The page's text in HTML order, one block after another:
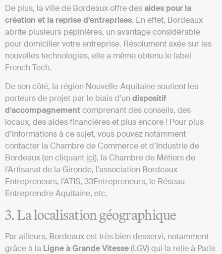
De plus, la ville de Bordeaux offre desaides pour la
création et la reprise d’entreprises. En effet, Bordeaux
abrite plusieurs pépinières, un avantage considérable
pour domicilier votre entreprise. Résolument axée sur les
nouvelles technologies, elle a même obtenu le label
French Tech.
De son côté, la région Nouvelle-Aquitaine soutient les
porteurs de projet par le biais d’un dispositif
d’accompagnementcomprenant des conseils, des
locaux, des aides financières et plus encore ! Pour plus
d’informations à ce sujet, vous pouvez notamment
contacter la Chambre de Commerce et d’Industrie de
Bordeaux (en cliquant ici), la Chambre de Métiers de
l’Artisanat de la Gironde, l’association Bordeaux
Entrepreneurs, l’ATIS, 33Entrepreneurs, le Réseau
Entreprendre Aquitaine, etc.
3. La localisation géographique
Par ailleurs, Bordeaux est très bien desservi, notamment
grâce à la Ligne à Grande Vitesse(LGV) qui la relie à Paris